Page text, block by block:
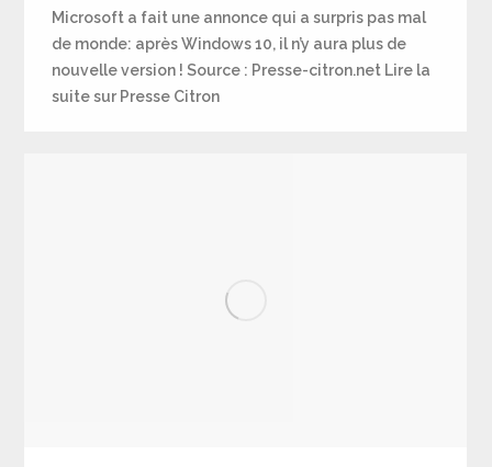
Microsoft a fait une annonce qui a surpris pas mal
de monde: après Windows 10, il n’y aura plus de
nouvelle version ! Source : Presse-citron.net Lire la
suite sur Presse Citron